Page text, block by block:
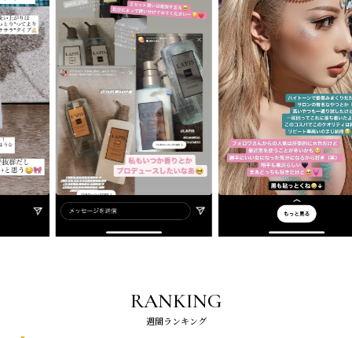
RANKING
週間ランキング